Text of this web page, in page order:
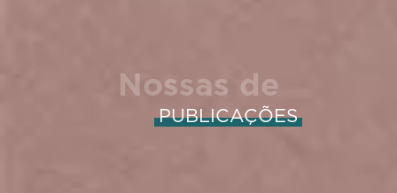
Nossas de
PUBLICAÇÕES